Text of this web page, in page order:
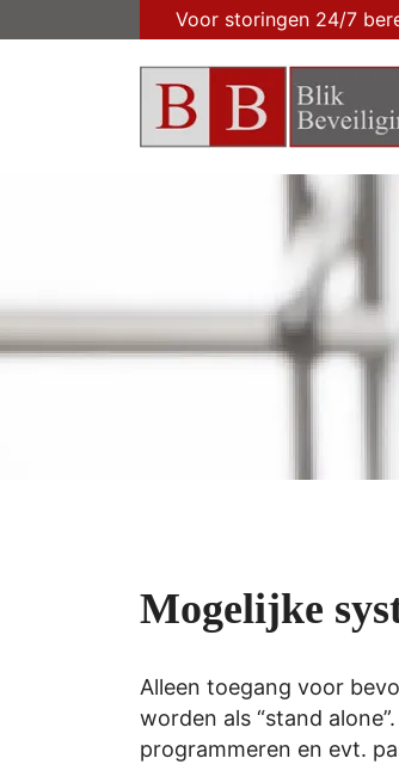
Voor storingen 24/7
Mogelijke
Alleen toegang voor
worden als “stand
programmeren en evt.